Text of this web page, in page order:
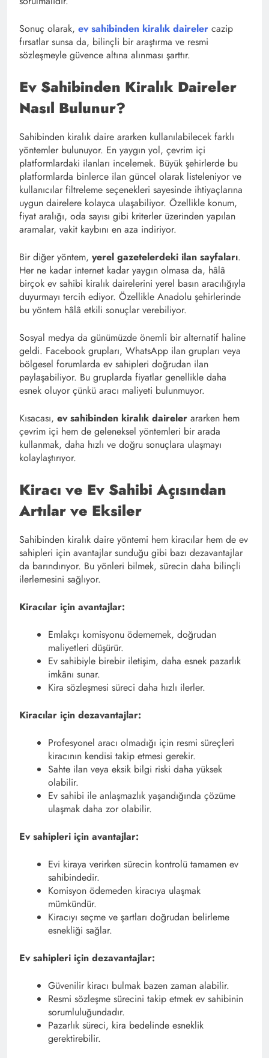
Sonuç olarak, ev sahibinden kiralık daireler cazip
fırsatlar sunsa da, bilinçli bir araştırma ve resmi
sözleşmeyle güvence altına alınması şarttır.
Ev Sahibinden Kiralık Daireler
Nasıl Bulunur?
Sahibinden kiralık daire ararken kullanılabilecek farklı
yöntemler bulunuyor. En yaygın yol, çevrim içi
platformlardaki ilanları incelemek. Büyük şehirlerde bu
platformlarda binlerce ilan güncel olarak listeleniyor ve
kullanıcılar filtreleme seçenekleri sayesinde ihtiyaçlarına
uygun dairelere kolayca ulaşabiliyor. Özellikle konum,
fiyat aralığı, oda sayısı gibi kriterler üzerinden yapılan
aramalar, vakit kaybını en aza indiriyor.
Bir diğer yöntem, yerel gazetelerdeki ilan sayfaları.
Her ne kadar internet kadar yaygın olmasa da, hâlâ
birçok ev sahibi kiralık dairelerini yerel basın aracılığıyla
duyurmayı tercih ediyor. Özellikle Anadolu şehirlerinde
bu yöntem hâlâ etkili sonuçlar verebiliyor.
Sosyal medya da günümüzde önemli bir alternatif haline
geldi. Facebook grupları, WhatsApp ilan grupları veya
bölgesel forumlarda ev sahipleri doğrudan ilan
paylaşabiliyor. Bu gruplarda fiyatlar genellikle daha
esnek oluyor çünkü aracı maliyeti bulunmuyor.
Kısacası, ev sahibinden kiralık daireler ararken hem
çevrim içi hem de geleneksel yöntemleri bir arada
kullanmak, daha hızlı ve doğru sonuçlara ulaşmayı
kolaylaştırıyor.
Kiracı ve Ev Sahibi Açısından
Artılar ve Eksiler
Sahibinden kiralık daire yöntemi hem kiracılar hem de ev
sahipleri için avantajlar sunduğu gibi bazı dezavantajlar
da barındırıyor. Bu yönleri bilmek, sürecin daha bilinçli
ilerlemesini sağlıyor.
Kiracılar için avantajlar:
Emlakçı komisyonu ödememek, doğrudan
maliyetleri düşürür.
Ev sahibiyle birebir iletişim, daha esnek pazarlık
imkânı sunar.
Kira sözleşmesi süreci daha hızlı ilerler.
Kiracılar için dezavantajlar:
Profesyonel aracı olmadığı için resmi süreçleri
kiracının kendisi takip etmesi gerekir.
Sahte ilan veya eksik bilgi riski daha yüksek
olabilir.
Ev sahibi ile anlaşmazlık yaşandığında çözüme
ulaşmak daha zor olabilir.
Ev sahipleri için avantajlar:
Evi kiraya verirken sürecin kontrolü tamamen ev
sahibindedir.
Komisyon ödemeden kiracıya ulaşmak
mümkündür.
Kiracıyı seçme ve şartları doğrudan belirleme
esnekliği sağlar.
Ev sahipleri için dezavantajlar:
Güvenilir kiracı bulmak bazen zaman alabilir.
Resmi sözleşme sürecini takip etmek ev sahibinin
sorumluluğundadır.
Pazarlık süreci, kira bedelinde esneklik
gerektirebilir.